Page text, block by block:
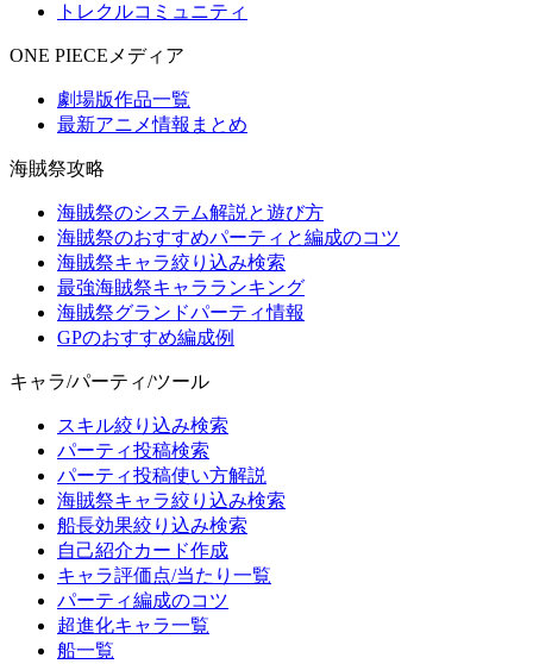
トレクルコミュニティ
ONE PIECEメディア
劇場版作品一覧
最新アニメ情報まとめ
海賊祭攻略
海賊祭のシステム解説と遊び方
海賊祭のおすすめパーティと編成のコツ
海賊祭キャラ絞り込み検索
最強海賊祭キャラランキング
海賊祭グランドパーティ情報
GPのおすすめ編成例
キャラ/パーティ/ツール
スキル絞り込み検索
パーティ投稿検索
パーティ投稿使い方解説
海賊祭キャラ絞り込み検索
船長効果絞り込み検索
自己紹介カード作成
キャラ評価点/当たり一覧
パーティ編成のコツ
超進化キャラ一覧
船一覧